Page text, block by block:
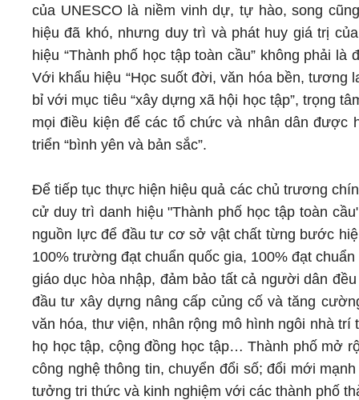
của UNESCO là niềm vinh dự, tự hào, song
hiệu đã khó, nhưng duy trì và phát huy giá trị
hiệu “Thành phố học tập toàn cầu” không phải
Với khẩu hiệu “Học suốt đời, văn hóa bền, tương
bỉ với mục tiêu “xây dựng xã hội học tập”, trọng
mọi điều kiện để các tổ chức và nhân dân được
triển “bình yên và bản sắc”.
Để tiếp tục thực hiện hiệu quả các chủ trương
cử duy trì danh hiệu "Thành phố học tập toàn
nguồn lực để đầu tư cơ sở vật chất từng bước
100% trường đạt chuẩn quốc gia, 100% đạt
giáo dục hòa nhập, đảm bảo tất cả người dân
đầu tư xây dựng nâng cấp củng cố và tăng
văn hóa, thư viện, nhân rộng mô hình ngôi nhà
họ học tập, cộng đồng học tập… Thành phố mở
công nghệ thông tin, chuyển đổi số; đổi mới
tưởng tri thức và kinh nghiệm với các thành phố